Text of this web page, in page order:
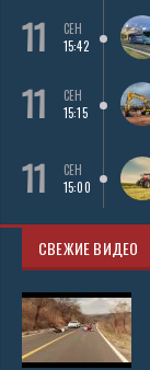
11
СЕН
15:42
11
СЕН
15:15
11
СЕН
15:00
СВЕЖИЕ ВИДЕО